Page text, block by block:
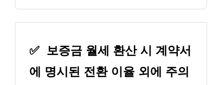
✅ 보증금 월세 환산 시 계약서
에 명시된 전환 이율 외에 주의